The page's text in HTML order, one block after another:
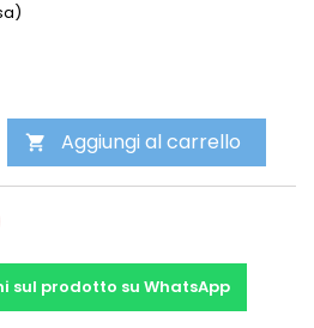
 Aggiungi al carrello
sul prodotto su WhatsApp